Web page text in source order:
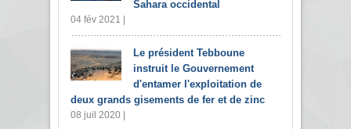
Sahara occidental
04 fév 2021 |
Le président Tebboune
instruit le Gouvernement
d'entamer l'exploitation de
deux grands gisements de fer et de zinc
08 juil 2020 |